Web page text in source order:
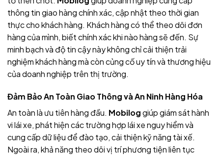
thông tin giao hàng chính xác, cập nhật theo thời gian
thực cho khách hàng. Khách hàng có thể theo dõi đơn
hàng của mình, biết chính xác khi nào hàng sẽ đến. Sự
minh bạch và độ tin cậy này không chỉ cải thiện trải
nghiệm khách hàng mà còn củng cố uy tín và thương hiệu
của doanh nghiệp trên thị trường.
Đảm Bảo An Toàn Giao Thông và An Ninh Hàng Hóa
An toàn là ưu tiên hàng đầu. Mobiloggiúp giám sát hành
vi lái xe, phát hiện các trường hợp lái xe nguy hiểm và
cung cấp dữ liệu để đào tạo, cải thiện kỹ năng tài xế.
Ngoài ra, khả năng theo dõi vị trí phương tiện liên tục